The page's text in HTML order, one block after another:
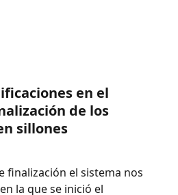
en el
de los
sillones
finalización el sistema nos
la que se inició el